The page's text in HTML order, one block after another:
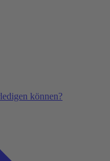
können?